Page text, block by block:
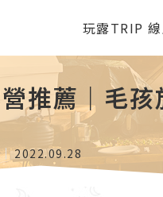
玩露TRIP
推薦｜毛孩
2022.09.28